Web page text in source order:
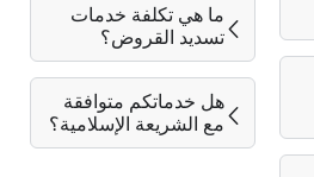
ما هي تكلفة خدمات
تسديد القروض؟
هل خدماتكم متوافقة
مع الشريعة الإسلامية؟